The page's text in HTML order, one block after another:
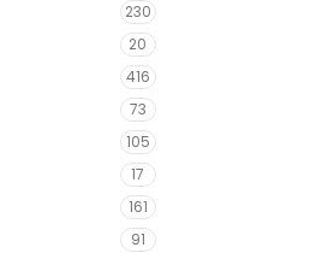
230
20
416
73
105
17
161
91